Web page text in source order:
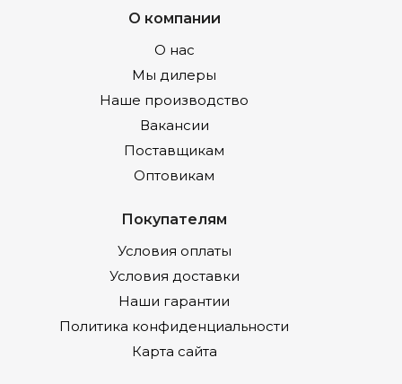
О компании
О нас
Мы дилеры
Наше производство
Вакансии
Поставщикам
Оптовикам
Покупателям
Условия оплаты
Условия доставки
Наши гарантии
Политика конфиденциальности
Карта сайта